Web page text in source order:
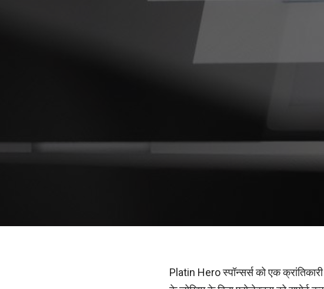
Platin Hero स्पॉन्सर्स को एक